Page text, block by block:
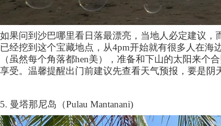
如果问到沙巴哪里看日落最漂亮，当地人必定建议
已经挖到这个宝藏地点，从4pm开始就有很多人在海
（虽然每个角落都hen美），准备和下山的太阳来个
享受。温馨提醒出门前建议先查看天气预报，要是阴
5. 曼塔那尼岛（Pulau Mantanani)